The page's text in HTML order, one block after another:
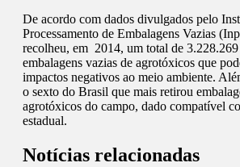
De acordo com dados divulgados pelo
Processamento de Embalagens Vazias
recolheu, em 2014, um total de
embalagens vazias de agrotóxicos que
impactos negativos ao meio ambiente.
o sexto do Brasil que mais retirou
agrotóxicos do campo, dado compatível
estadual.
Notícias relacionadas